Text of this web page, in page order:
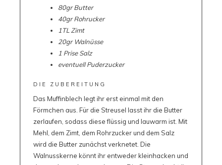
80gr Butter
40gr Rohrucker
1TL Zimt
20gr Walnüsse
1 Prise Salz
eventuell Puderzucker
DIE ZUBEREITUNG
Das Muffinblech legt ihr erst einmal mit den
Förmchen aus. Für die Streusel lasst ihr die Butter
zerlaufen, sodass diese flüssig und lauwarm ist. Mit
Mehl, dem Zimt, dem Rohrzucker und dem Salz
wird die Butter zunächst verknetet. Die
Walnusskerne könnt ihr entweder kleinhacken und